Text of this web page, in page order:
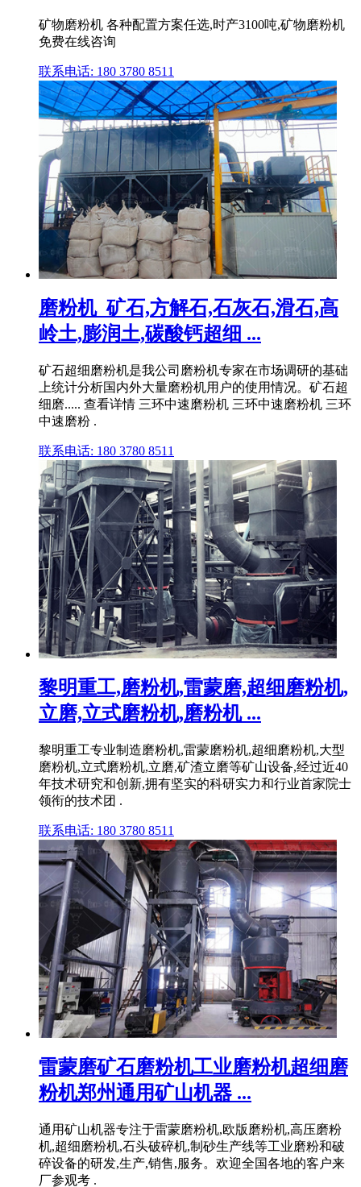
矿物磨粉机 各种配置方案任选,时产3100吨,矿物磨粉机
免费在线咨询
联系电话: 180 3780 8511
磨粉机_矿石,方解石,石灰石,滑石,高
岭土,膨润土,碳酸钙超细 ...
矿石超细磨粉机是我公司磨粉机专家在市场调研的基础
上统计分析国内外大量磨粉机用户的使用情况。矿石超
细磨..... 查看详情 三环中速磨粉机 三环中速磨粉机 三环
中速磨粉 .
联系电话: 180 3780 8511
黎明重工,磨粉机,雷蒙磨,超细磨粉机,
立磨,立式磨粉机,磨粉机 ...
黎明重工专业制造磨粉机,雷蒙磨粉机,超细磨粉机,大型
磨粉机,立式磨粉机,立磨,矿渣立磨等矿山设备,经过近40
年技术研究和创新,拥有坚实的科研实力和行业首家院士
领衔的技术团 .
联系电话: 180 3780 8511
雷蒙磨矿石磨粉机工业磨粉机超细磨
粉机郑州通用矿山机器 ...
通用矿山机器专注于雷蒙磨粉机,欧版磨粉机,高压磨粉
机,超细磨粉机,石头破碎机,制砂生产线等工业磨粉和破
碎设备的研发,生产,销售,服务。欢迎全国各地的客户来
厂参观考 .